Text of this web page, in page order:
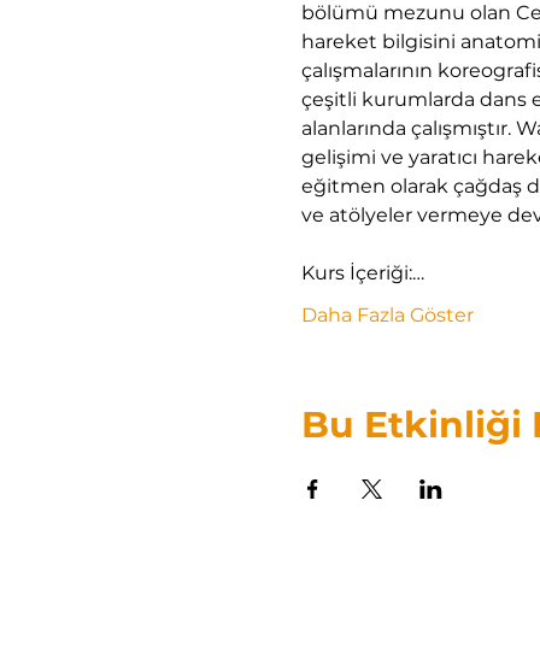
bölümü mezunu olan
hareket bilgisini
çalışmalarının
çeşitli kurumlarda dans
alanlarında
gelişimi ve yaratıcı
eğitmen olarak çağdaş
ve atölyeler vermeye
Kurs İçeriği:…
Daha Fazla Göster
Bu Etkinliği